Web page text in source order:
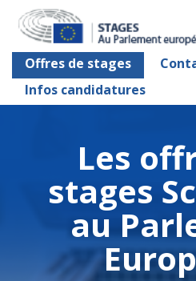
Offres de stages
Infos candidatures
Les
stages
au